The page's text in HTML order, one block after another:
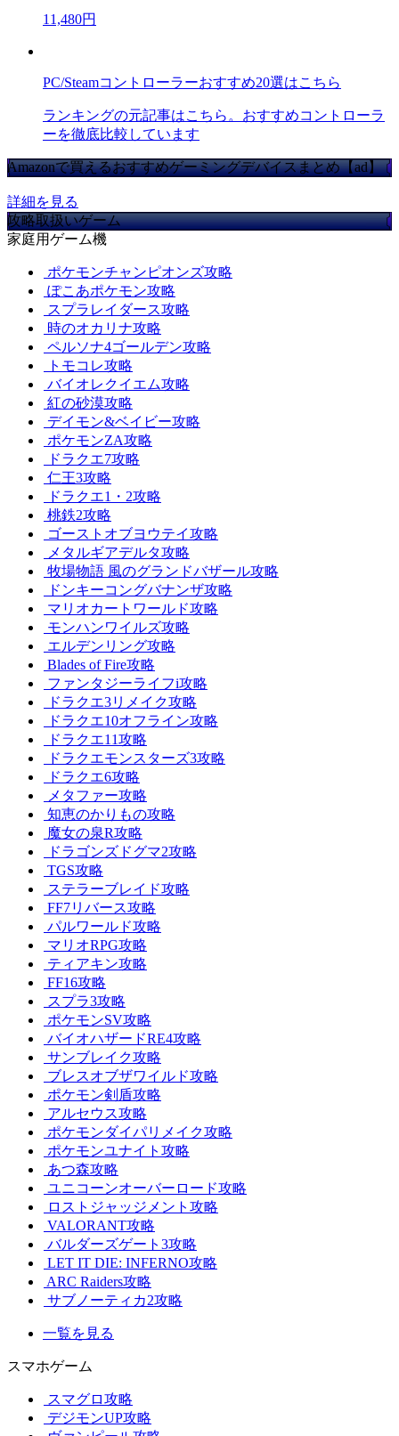
11,480円
PC/Steamコントローラーおすすめ20選はこちら
ランキングの元記事はこちら。おすすめコントローラ
ーを徹底比較しています
Amazonで買えるおすすめゲーミングデバイスまとめ【ad】
詳細を見る
攻略取扱いゲーム
家庭用ゲーム機
ポケモンチャンピオンズ攻略
ぽこあポケモン攻略
スプラレイダース攻略
時のオカリナ攻略
ペルソナ4ゴールデン攻略
トモコレ攻略
バイオレクイエム攻略
紅の砂漠攻略
デイモン&ベイビー攻略
ポケモンZA攻略
ドラクエ7攻略
仁王3攻略
ドラクエ1・2攻略
桃鉄2攻略
ゴーストオブヨウテイ攻略
メタルギアデルタ攻略
牧場物語 風のグランドバザール攻略
ドンキーコングバナンザ攻略
マリオカートワールド攻略
モンハンワイルズ攻略
エルデンリング攻略
Blades of Fire攻略
ファンタジーライフi攻略
ドラクエ3リメイク攻略
ドラクエ10オフライン攻略
ドラクエ11攻略
ドラクエモンスターズ3攻略
ドラクエ6攻略
メタファー攻略
知恵のかりもの攻略
魔女の泉R攻略
ドラゴンズドグマ2攻略
TGS攻略
ステラーブレイド攻略
FF7リバース攻略
パルワールド攻略
マリオRPG攻略
ティアキン攻略
FF16攻略
スプラ3攻略
ポケモンSV攻略
バイオハザードRE4攻略
サンブレイク攻略
ブレスオブザワイルド攻略
ポケモン剣盾攻略
アルセウス攻略
ポケモンダイパリメイク攻略
ポケモンユナイト攻略
あつ森攻略
ユニコーンオーバーロード攻略
ロストジャッジメント攻略
VALORANT攻略
バルダーズゲート3攻略
LET IT DIE: INFERNO攻略
ARC Raiders攻略
サブノーティカ2攻略
一覧を見る
スマホゲーム
スマグロ攻略
デジモンUP攻略